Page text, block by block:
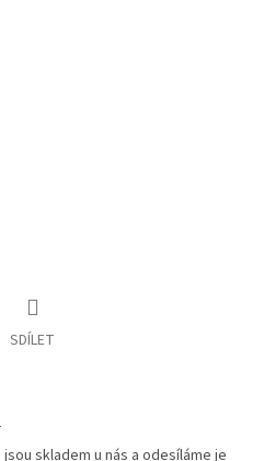
SDÍLET
skladem u nás a odesíláme je